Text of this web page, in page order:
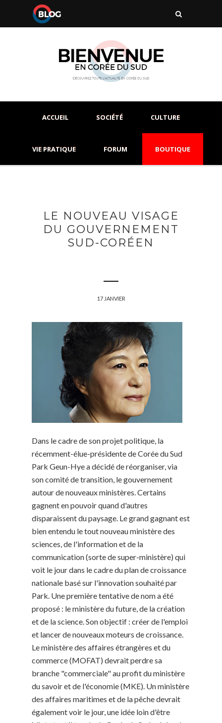
ACCUEIL SOCIÉTÉ CULTURE
VIE PRATIQUE FORUM BOUTIQUE
LE NOUVEAU VISAGE
DU GOUVERNEMENT
SUD-CORÉEN
17 JANVIER
Dans le cadre de son projet politique, la
récemment-élue-présidente de Corée du Sud
Park Geun-Hye a décidé de réorganiser, via
son comité de transition, le gouvernement
autour de nouveaux ministères. Certains
gagnent en pouvoir quand d'autres
disparaissent du paysage. Le grand gagnant est
bien entendu le tout nouveau ministère des
sciences, de l'information et de la
communication (sorte de super-ministère) qui
voit le jour dans le cadre du plan de croissance
nationale basé sur l'innovation souhaité par
Park. Une première tentative de nom a été
proposé : le ministère du future, de la création
et de la science. Son objectif : créer de l'emploi
et lancer de nouveaux moteurs de croissance.
Le ministère des affaires étrangères et du
commerce (MOFAT) devrait perdre sa
branche "commerciale" au profit du ministère
du savoir et de l'économie (MKE). Un ministère
des affaires maritimes et de la pêche devrait
également voir le jour, une idée loin d'être